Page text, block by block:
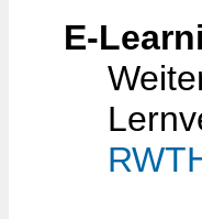
E-